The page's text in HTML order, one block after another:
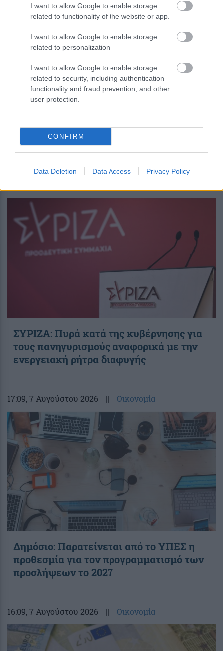
I want to allow Google to enable storage
related to functionality of the website or app.
I want to allow Google to enable storage
related to personalization.
I want to allow Google to enable storage
related to security, including authentication
functionality and fraud prevention, and other
user protection.
CONFIRM
Data Deletion Data Access Privacy Policy
φράγμα των 5 δισ. ευρώ τον Ιούνιο –
Δείτε αναλυτικά τα στοιχεία της ΕΛΣΤΑΤ
ΣΥΡΙΖΑ: Πυρά κατά της κυβέρνησης για
τους πανηγυρισμούς αναφορικά με την
ενεργειακή ρήτρα διαφυγής
17:09, 7 Αυγούστου 2026 || Οικονομία
Δημόσιο: Παρατείνεται από το ΥΠΕΣ η
προθεσμία για τον προγραμματισμό των
προσλήψεων το 2027
16:09, 7 Αυγούστου 2026 || Οικονομία